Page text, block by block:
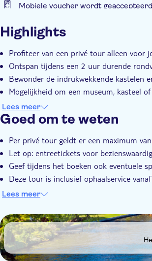
Mobiele voucher wordt geaccepteerd
Instant confirmation
Transport inbegrepen
Lunch
Highlights
Profiteer van een privé tour alleen voor
Ontspan tijdens een 2 uur durende
Bewonder de indrukwekkende kastelen
Mogelijkheid om een museum, kasteel
Geniet van een heerlijke 3-gangen lunch
Lees meer
Goed om te weten
Per privé tour geldt er een maximum
Let op: entreetickets voor
Geef tijdens het boeken ook eventuele
Deze tour is inclusief ophaalservice
Lees meer
DSA1De Vecht